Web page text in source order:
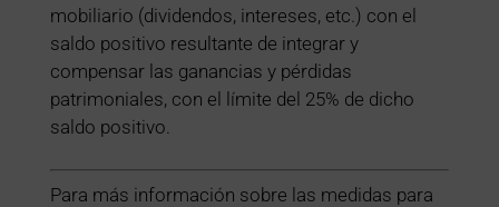
mobiliario (dividendos, intereses, etc.) con el
saldo positivo resultante de integrar y
compensar las ganancias y pérdidas
patrimoniales, con el límite del 25% de dicho
saldo positivo.
Para más información sobre las medidas para